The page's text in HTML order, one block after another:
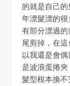
的就是自己
年漂髮漂的
有部分漂過
尾剪掉，在
以我還是會
是波浪蛋捲
髮型根本換不